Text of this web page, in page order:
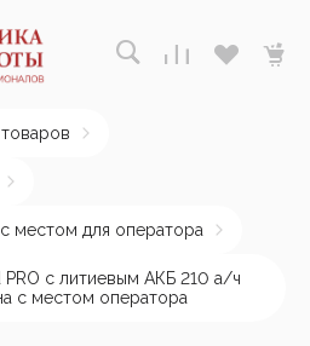
местом для оператора
PRO с литиевым АКБ 210 а/ч
с местом оператора